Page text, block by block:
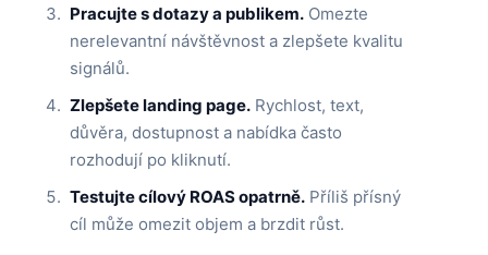
Pracujte s dotazy a publikem. Omezte
nerelevantní návštěvnost a zlepšete kvalitu
signálů.
Zlepšete landing page. Rychlost, text,
důvěra, dostupnost a nabídka často
rozhodují po kliknutí.
Testujte cílový ROAS opatrně. Příliš přísný
cíl může omezit objem a brzdit růst.